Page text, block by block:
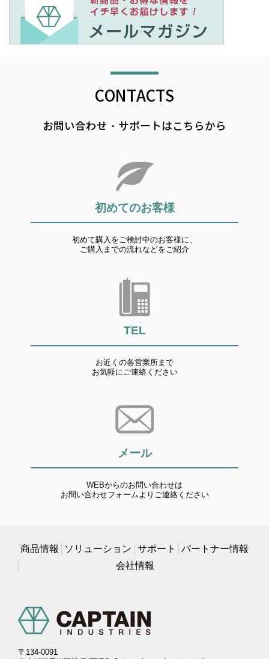
CONTACTS
お問い合わせ・サポートはこちらから
初めてのお客様
初めて購入をご検討中のお客様に、
ご購入までの流れなどをご紹介
TEL
お近くの各営業所まで
お気軽にご連絡ください
メール
WEBからのお問い合わせは
お問い合わせフォームよりご連絡ください
商品情報 ソリューション サポート
パートナー情報
会社情報
〒134-0091